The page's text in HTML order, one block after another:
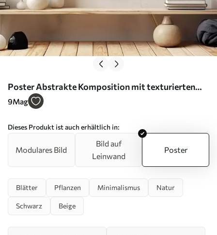
Poster Abstrakte Komposition mit texturierten
ovalen Formen auf einem Reliefhintergrund Nr
9Mag
Dieses Produkt ist auch erhältlich in:
Modulares Bild
Bild auf
Leinwand
Poster
Blätter Pflanzen Minimalismus Natur
Schwarz Beige